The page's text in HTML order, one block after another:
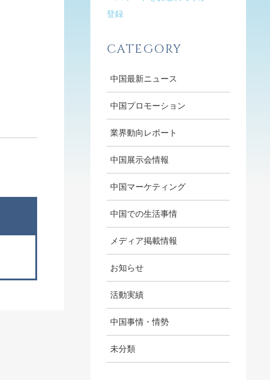
登録
CATEGORY
中国最新ニュース
中国プロモーション
業界動向レポート
中国展示会情報
中国マーケティング
中国での生活事情
メディア掲載情報
お知らせ
活動実績
中国事情・情勢
未分類